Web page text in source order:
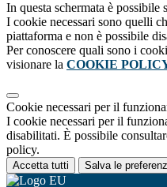
In questa schermata è
I cookie necessari sono quelli
piattaforma e non è possibile
Per conoscere quali sono i
visionare la COOKIE
Cookie necessari per il
I cookie necessari per il
disabilitati. È possibile
policy.
Accetta tutti Salva le